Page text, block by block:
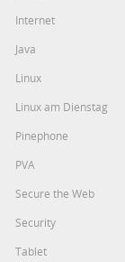
Internet
Java
Linux
Linux am Dienstag
Pinephone
PVA
Secure the Web
Security
Tablet